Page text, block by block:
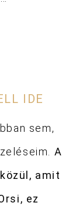
IDE
sem,
A
amit
ez